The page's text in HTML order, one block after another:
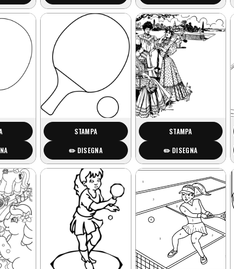
STAMPA
✏️ DISEGNA
STAMPA
✏️ DISEGNA